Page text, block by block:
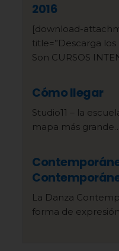
2016
[download-
title=”Descarga los
Son CURSOS
Cómo llegar
Studio11 – la
mapa más
La Danza
forma de